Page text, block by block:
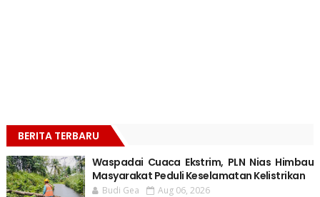
BERITA TERBARU
Waspadai Cuaca Ekstrim, PLN Nias Himbau
Masyarakat Peduli Keselamatan Kelistrikan
Budi Gea Aug 06, 2026